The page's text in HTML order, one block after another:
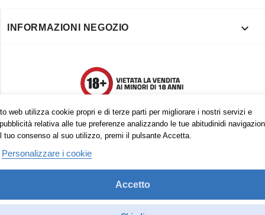
web utilizza cookie propri e di terze parti per migliorare i nostri servizi e
relativa alle tue preferenze analizzando le tue abitudinidi
tuo consenso al suo utilizzo, premi il pulsante Accetta.
Personalizzare i cookie
Accetto
INFORMAZIONI NEGOZIO 
Trovaci anche su: